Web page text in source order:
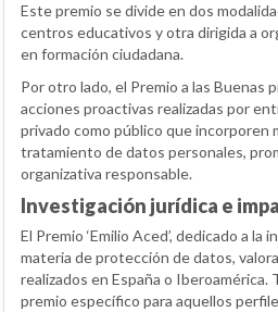
Este premio se divide en dos
centros educativos y otra dirigida a
en formación ciudadana.
Por otro lado, el Premio a las Buenas
acciones proactivas realizadas por
privado como público que incorporen
tratamiento de datos personales,
organizativa responsable.
Investigación jurídica e
El Premio ‘Emilio Aced’, dedicado a la
materia de protección de datos,
realizados en España o Iberoamérica.
premio específico para aquellos